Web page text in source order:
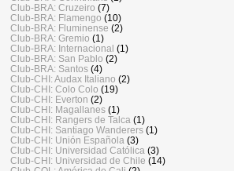
Club-BRA: Cruzeiro (7)
Club-BRA: Flamengo (10)
Club-BRA: Fluminense (2)
Club-BRA: Gremio (1)
Club-BRA: Internacional (1)
Club-BRA: San Pablo (2)
Club-BRA: Santos (4)
Club-CHI: Audax Italiano (2)
Club-CHI: Colo Colo (19)
Club-CHI: Everton (2)
Club-CHI: Magallanes (1)
Club-CHI: Rangers de Talca (1)
Club-CHI: Santiago Wanderers (1)
Club-CHI: Unión Española (3)
Club-CHI: Universidad Católica (3)
Club-CHI: Universidad de Chile (14)